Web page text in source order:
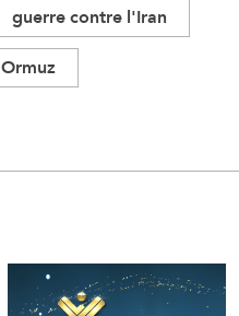
guerre contre l'Iran